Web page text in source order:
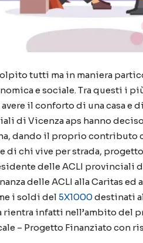
tutti ma in maniera
e sociale. Tra questi i
il conforto di una casa e
di Vicenza aps hanno
dando il proprio contributo
di chi vive per strada,
delle ACLI provinciali
delle ACLI alla Caritas ed
i soldi del 5X1000destinati
rientra infatti nell’ambito del
– Progetto Finanziato con